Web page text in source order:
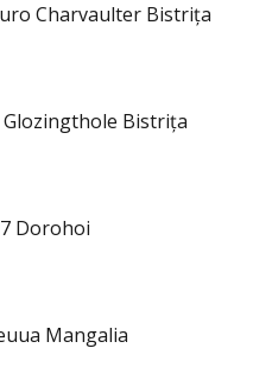
Charvaulter Bistrița
Glozingthole Bistrița
Dorohoi
Mangalia